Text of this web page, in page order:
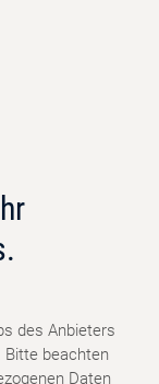
des Anbieters
Bitte beachten
Daten